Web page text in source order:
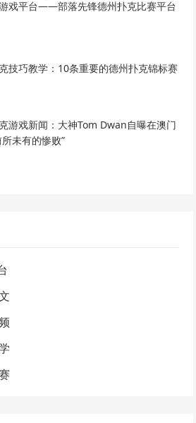
戏平台——部落先锋德州扑克比赛平台
技巧教学：10条重要的德州扑克锦标赛
游戏新闻：大神Tom Dwan自曝在澳门
所未有的惨败”